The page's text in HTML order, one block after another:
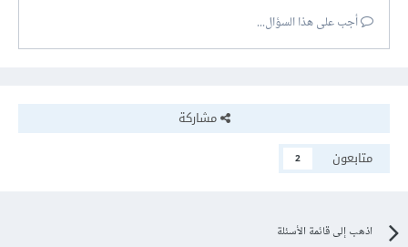
أجب على هذا السؤال...
مشاركة
متابعون
2
اذهب إلى قائمة الأسئلة